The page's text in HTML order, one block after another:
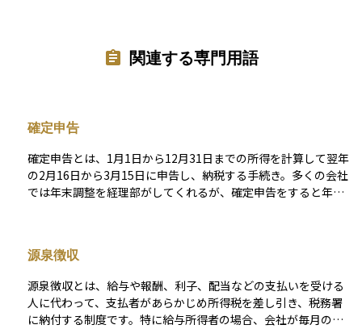
関連する専門用語
確定申告
確定申告とは、1月1日から12月31日までの所得を計算して翌年
の2月16日から3月15日に申告し、納税する手続き。多くの会社
では年末調整を経理部がしてくれるが、確定申告をすると年末
源泉徴収
源泉徴収とは、給与や報酬、利子、配当などの支払いを受ける
人に代わって、支払者があらかじめ所得税を差し引き、税務署
に納付する制度です。特に給与所得者の場合、会社が毎月の給